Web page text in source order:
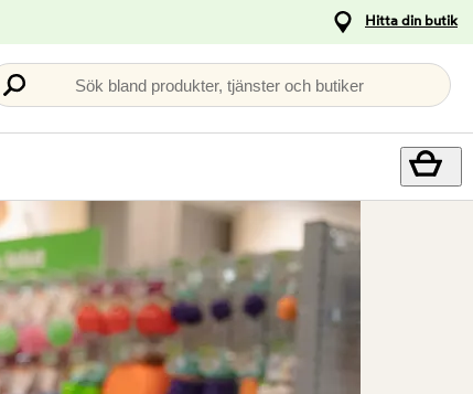
Hitta din butik
Sök bland produkter, tjänster och butiker